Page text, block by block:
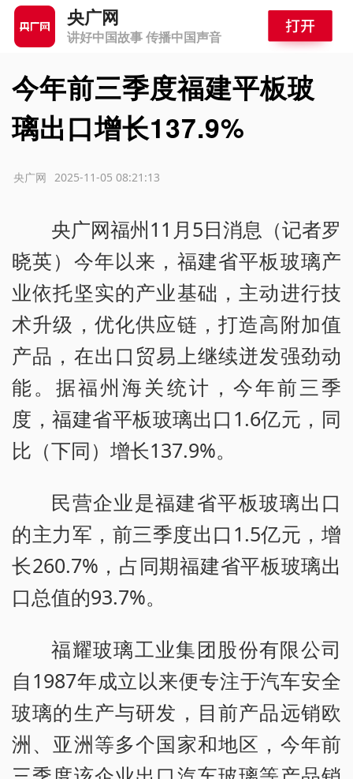
央广网
讲好中国故事 传播中国声音
今年前三季度福建平板玻
璃出口增长137.9%
2025-11-05 08:21:13
央广网
央广网福州11月5日消息（记者罗
晓英）今年以来，福建省平板玻璃产
业依托坚实的产业基础，主动进行技
术升级，优化供应链，打造高附加值
产品，在出口贸易上继续迸发强劲动
能。据福州海关统计，今年前三季
度，福建省平板玻璃出口1.6亿元，同
比（下同）增长137.9%。
民营企业是福建省平板玻璃出口
的主力军，前三季度出口1.5亿元，增
长260.7%，占同期福建省平板玻璃出
口总值的93.7%。
福耀玻璃工业集团股份有限公司
自1987年成立以来便专注于汽车安全
玻璃的生产与研发，目前产品远销欧
洲、亚洲等多个国家和地区，今年前